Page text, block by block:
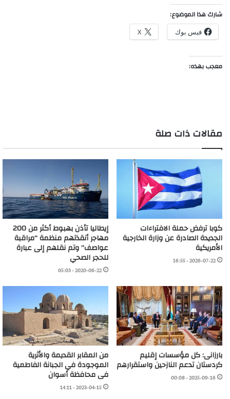
شارك هذا الموضوع:
فيس بوك X
معجب بهذه:
مقالات ذات صلة
كوبا ترفض حملة الافتراءات
الجديدة الصادرة عن وزارة الخارجية
الأمريكية
2026-07-22 - 16:55
إيطاليا تأذن بهبوط أكثر من 200
مهاجر أنقذتهم منظمة “مراقبة
عواصف” وتم نقلهم إلى عبارة
للحجر الصحي
2020-06-22 - 05:03
بارزانى: كل مؤسسات إقليم
كردستان تدعم النازحين واستقرارهم
2025-09-16 - 00:08
من المقابر القديمة والأثرية
الموجودة في الجبانة الفاطمية
فى محافظة أسوان
2023-04-15 - 14:11